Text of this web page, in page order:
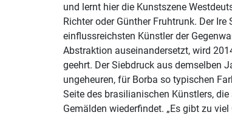
und lernt hier die Kunstszene
Richter oder Günther Fruhtrunk. Der Ire
einflussreichsten Künstler der
Abstraktion auseinandersetzt, wird
geehrt. Der Siebdruck aus demselben
ungeheuren, für Borba so typischen
Seite des brasilianischen Künstlers,
Gemälden wiederfindet. „Es gibt zu